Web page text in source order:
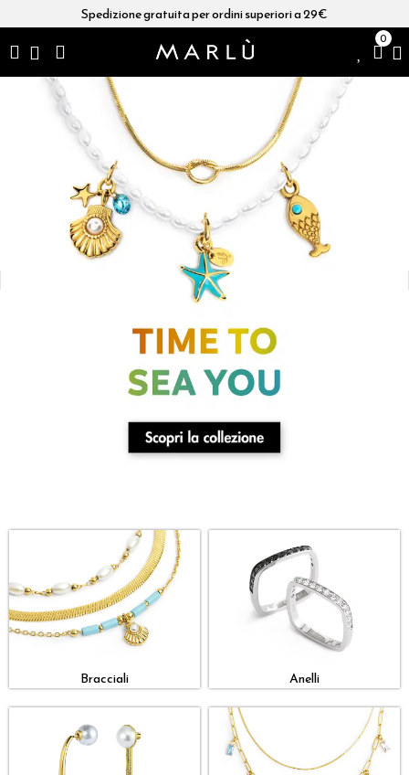
Spedizione gratuita per ordini superiori a 29€
0
Bracciali Anelli